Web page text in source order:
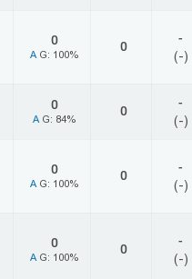
0
A G: 100%
0
-
(-)
0
A G: 84%
0
-
(-)
0
A G: 100%
0
-
(-)
0
A G: 100%
0
-
(-)